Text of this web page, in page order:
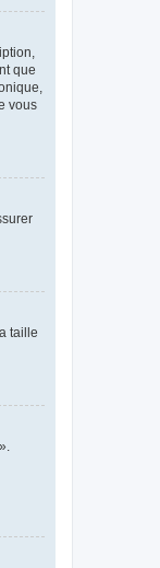
que
vous
taille